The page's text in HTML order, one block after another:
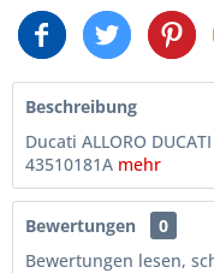
Beschreibung
Ducati ALLORO
43510181A mehr
Bewertungen
0
Bewertungen lesen,